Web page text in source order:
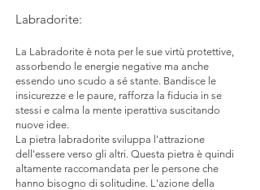
Labradorite:
La Labradorite è nota per le sue virtù protettive,
assorbendo le energie negative ma anche
essendo uno scudo a sé stante. Bandisce le
insicurezze e le paure, rafforza la fiducia in se
stessi e calma la mente iperattiva suscitando
nuove idee.
La pietra labradorite sviluppa l'attrazione
dell'essere verso gli altri. Questa pietra è quindi
altamente raccomandata per le persone che
hanno bisogno di solitudine. L'azione della